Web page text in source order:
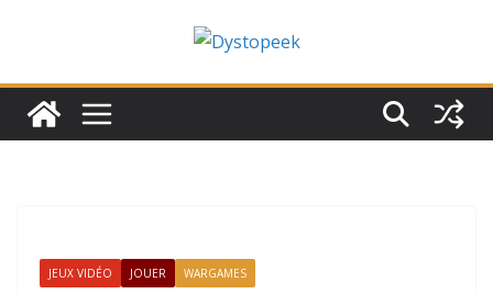
JEUX VIDÉO JOUER WARGAMES